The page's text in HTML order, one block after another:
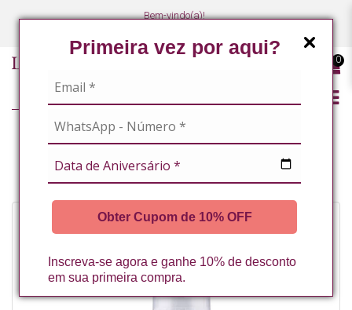
Primeira vez por aqui?
Obter Cupom de 10% OFF
Inscreva-se agora e ganhe 10% de desconto
em sua primeira compra.
Bem-vindo(a)!
0